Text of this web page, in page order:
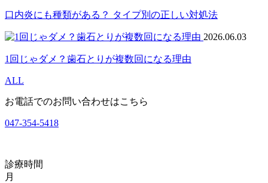
口内炎にも種類がある？ タイプ別の正しい対処法
2026.06.03
1回じゃダメ？歯石とりが複数回になる理由
ALL
お電話でのお問い合わせはこちら
047-354-5418
診療時間
月